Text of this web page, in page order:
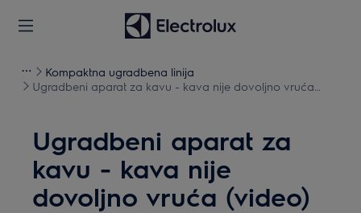
Kompaktna ugradbena linija
Ugradbeni aparat za kavu - kava nije dovoljno vruća
Ugradbeni aparat za
kavu - kava nije
dovoljno vruća (video)